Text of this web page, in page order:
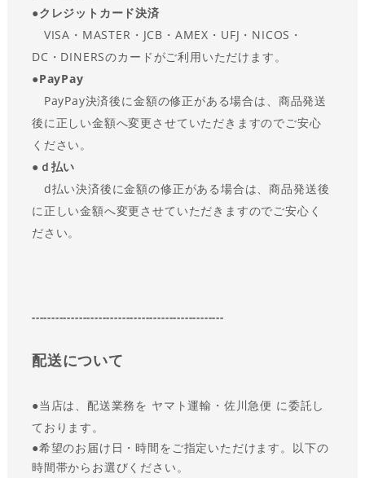
●クレジットカード決済
VISA・MASTER・JCB・AMEX・UFJ・NICOS・
DC・DINERSのカードがご利用いただけます。
●PayPay
PayPay決済後に金額の修正がある場合は、商品発送
後に正しい金額へ変更させていただきますのでご安心
ください。
●ｄ払い
d払い決済後に金額の修正がある場合は、商品発送後
に正しい金額へ変更させていただきますのでご安心く
ださい。
-------------------------------------------------
配送について
●当店は、配送業務を ヤマト運輸・佐川急便 に委託し
ております。
●希望のお届け日・時間をご指定いただけます。以下の
時間帯からお選びください。